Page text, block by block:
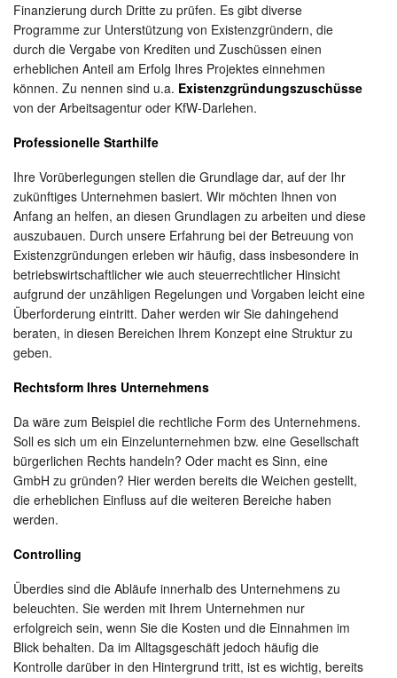
Finanzierung durch Dritte zu prüfen. Es gibt diverse
Programme zur Unterstützung von Existenzgründern, die
durch die Vergabe von Krediten und Zuschüssen einen
erheblichen Anteil am Erfolg Ihres Projektes einnehmen
können. Zu nennen sind u.a. Existenzgründungszuschüsse
von der Arbeitsagentur oder KfW-Darlehen.
Professionelle Starthilfe
Ihre Vorüberlegungen stellen die Grundlage dar, auf der Ihr
zukünftiges Unternehmen basiert. Wir möchten Ihnen von
Anfang an helfen, an diesen Grundlagen zu arbeiten und diese
auszubauen. Durch unsere Erfahrung bei der Betreuung von
Existenzgründungen erleben wir häufig, dass insbesondere in
betriebswirtschaftlicher wie auch steuerrechtlicher Hinsicht
aufgrund der unzähligen Regelungen und Vorgaben leicht eine
Überforderung eintritt. Daher werden wir Sie dahingehend
beraten, in diesen Bereichen Ihrem Konzept eine Struktur zu
geben.
Rechtsform Ihres Unternehmens
Da wäre zum Beispiel die rechtliche Form des Unternehmens.
Soll es sich um ein Einzelunternehmen bzw. eine Gesellschaft
bürgerlichen Rechts handeln? Oder macht es Sinn, eine
GmbH zu gründen? Hier werden bereits die Weichen gestellt,
die erheblichen Einfluss auf die weiteren Bereiche haben
werden.
Controlling
Überdies sind die Abläufe innerhalb des Unternehmens zu
beleuchten. Sie werden mit Ihrem Unternehmen nur
erfolgreich sein, wenn Sie die Kosten und die Einnahmen im
Blick behalten. Da im Alltagsgeschäft jedoch häufig die
Kontrolle darüber in den Hintergrund tritt, ist es wichtig, bereits